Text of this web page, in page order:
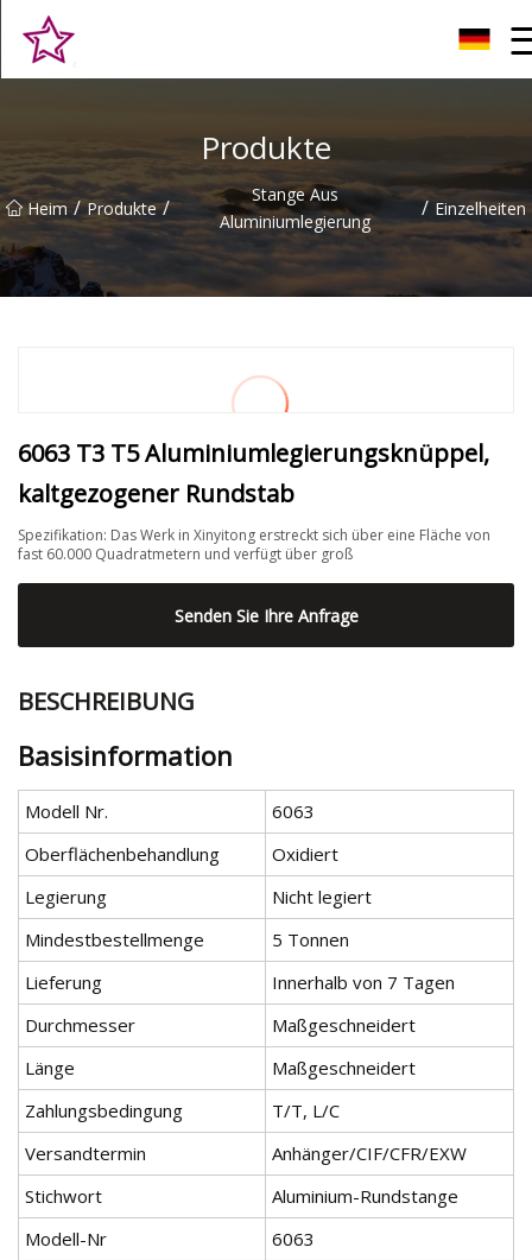
Produkte
Heim / Produkte /
Stange Aus
Aluminiumlegierung
/ Einzelheiten
6063 T3 T5 Aluminiumlegierungsknüppel,
kaltgezogener Rundstab
Spezifikation: Das Werk in Xinyitong erstreckt sich über eine Fläche von
fast 60.000 Quadratmetern und verfügt über groß
Senden Sie Ihre Anfrage
BESCHREIBUNG
Basisinformation
Modell Nr.
6063
Oberflächenbehandlung
Oxidiert
Legierung
Nicht legiert
Mindestbestellmenge
5 Tonnen
Lieferung
Innerhalb von 7 Tagen
Durchmesser
Maßgeschneidert
Länge
Maßgeschneidert
Zahlungsbedingung
T/T, L/C
Versandtermin
Anhänger/CIF/CFR/EXW
Stichwort
Aluminium-Rundstange
Modell-Nr
6063